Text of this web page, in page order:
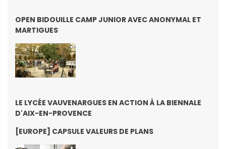
OPEN BIDOUILLE CAMP JUNIOR AVEC ANONYMAL ET
MARTIGUES
LE LYCÉE VAUVENARGUES EN ACTION À LA BIENNALE
D'AIX-EN-PROVENCE
[EUROPE] CAPSULE VALEURS DE PLANS